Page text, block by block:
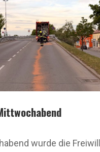
wurde die